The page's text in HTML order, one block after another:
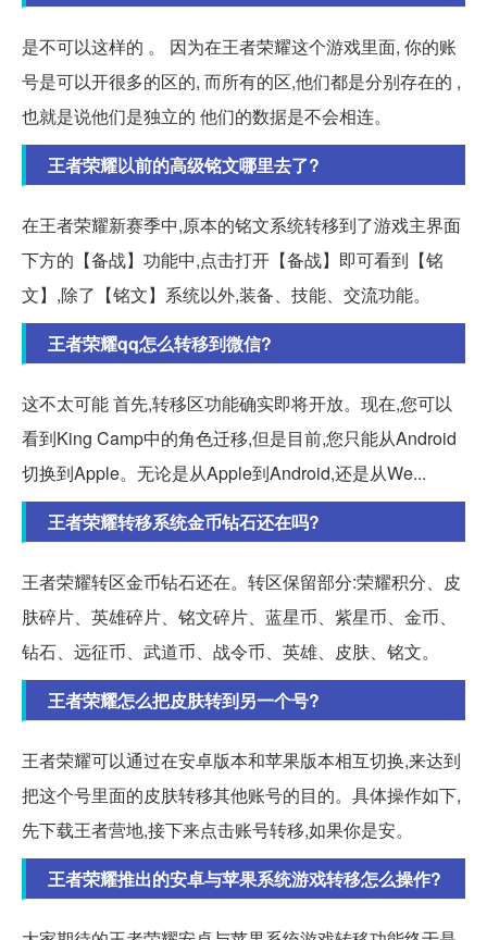
是不可以这样的 。 因为在王者荣耀这个游戏里面, 你的账
号是可以开很多的区的, 而所有的区,他们都是分别存在的 ,
也就是说他们是独立的 他们的数据是不会相连。
王者荣耀以前的高级铭文哪里去了?
在王者荣耀新赛季中,原本的铭文系统转移到了游戏主界面
下方的【备战】功能中,点击打开【备战】即可看到【铭
文】,除了【铭文】系统以外,装备、技能、交流功能。
王者荣耀qq怎么转移到微信?
这不太可能 首先,转移区功能确实即将开放。现在,您可以
看到King Camp中的角色迁移,但是目前,您只能从Android
切换到Apple。无论是从Apple到Android,还是从We...
王者荣耀转移系统金币钻石还在吗?
王者荣耀转区金币钻石还在。转区保留部分:荣耀积分、皮
肤碎片、英雄碎片、铭文碎片、蓝星币、紫星币、金币、
钻石、远征币、武道币、战令币、英雄、皮肤、铭文。
王者荣耀怎么把皮肤转到另一个号?
王者荣耀可以通过在安卓版本和苹果版本相互切换,来达到
把这个号里面的皮肤转移其他账号的目的。具体操作如下,
先下载王者营地,接下来点击账号转移,如果你是安。
王者荣耀推出的安卓与苹果系统游戏转移怎么操作?